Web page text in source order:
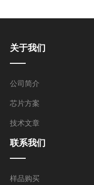
关于我们
公司简介
芯片方案
技术文章
联系我们
样品购买